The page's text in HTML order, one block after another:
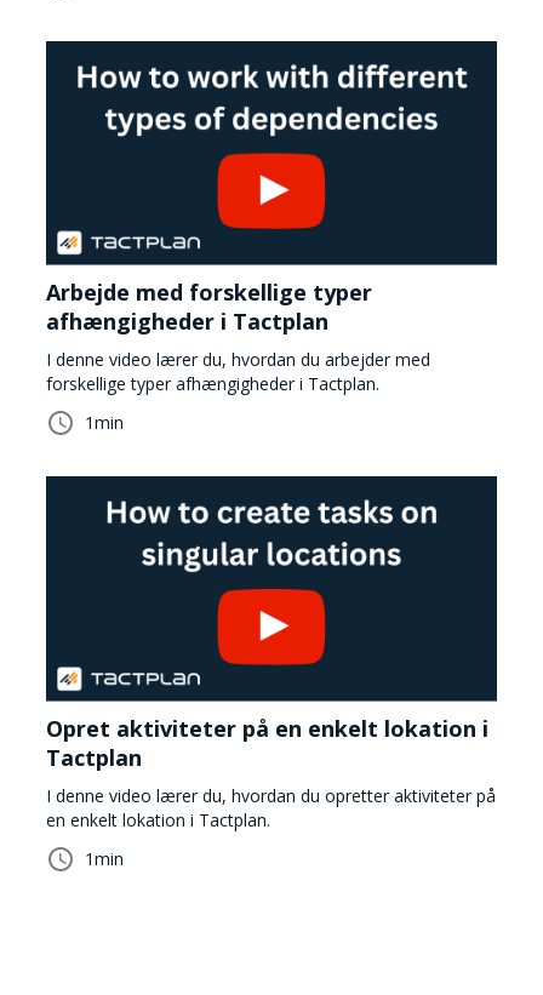
Arbejde med forskellige typer
afhængigheder i Tactplan
I denne video lærer du, hvordan du arbejder med
forskellige typer afhængigheder i Tactplan.
1min
Opret aktiviteter på en enkelt lokation i
Tactplan
I denne video lærer du, hvordan du opretter aktiviteter på
en enkelt lokation i Tactplan.
1min